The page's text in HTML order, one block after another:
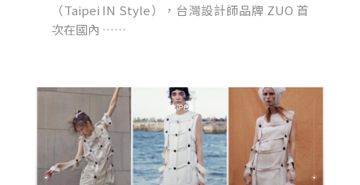
（Taipei IN Style），台灣設計師品牌 ZUO 首
次在國內 ……